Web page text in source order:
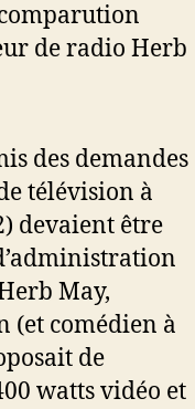
de radio Herb
des demandes
télévision à
devaient être
May,
(et comédien à
de
watts vidéo et